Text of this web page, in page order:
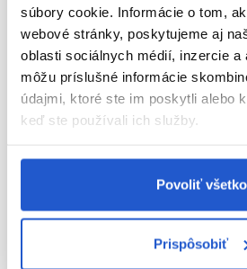
súbory cookie. Informácie o tom,
webové stránky, poskytujeme aj
oblasti sociálnych médií, inzercie a
môžu príslušné informácie
údajmi, ktoré ste im poskytli alebo
keď ste používali ich služby.
Povoliť všetko
Prispôsobiť
Oficiálna distribúcia
GHD Rehab Split End Sealer